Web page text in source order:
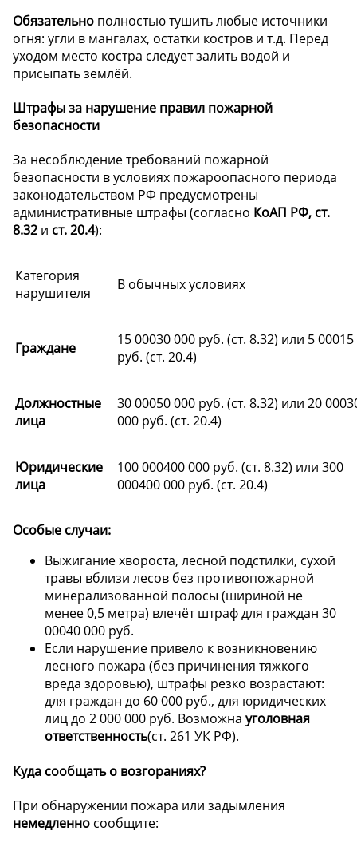
Обязательно полностью тушить любые источники
огня: угли в мангалах, остатки костров и т.д. Перед
уходом место костра следует залить водой и
присыпать землёй.
Штрафы за нарушение правил пожарной
безопасности
За несоблюдение требований пожарной
безопасности в условиях пожароопасного периода
законодательством РФ предусмотрены
административные штрафы (согласно КоАП РФ, ст.
8.32 и ст. 20.4):
Категория
нарушителя
В обычных условиях
Граждане
15 00030 000 руб. (ст. 8.32) или 5
руб. (ст. 20.4)
Должностные
лица
30 00050 000 руб. (ст. 8.32) или 20
000 руб. (ст. 20.4)
Юридические
лица
100 000400 000 руб. (ст. 8.32) или 300
000400 000 руб. (ст. 20.4)
Особые случаи:
Выжигание хвороста, лесной подстилки, сухой
травы вблизи лесов без противопожарной
минерализованной полосы (шириной не
менее 0,5 метра) влечёт штраф для граждан 30
00040 000 руб.
Если нарушение привело к возникновению
лесного пожара (без причинения тяжкого
вреда здоровью), штрафы резко возрастают:
для граждан до 60 000 руб., для юридических
лиц до 2 000 000 руб. Возможна уголовная
ответственность(ст. 261 УК РФ).
Куда сообщать о возгораниях?
При обнаружении пожара или задымления
немедленно сообщите: